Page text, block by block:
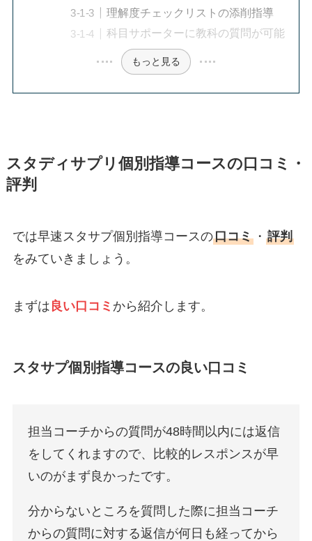
理解度チェックリストの添削指導
科目サポーターに教科の質問が可能
もっと見る
スタディサプリ個別指導コースの口コミ・
評判
では早速スタサプ個別指導コースの口コミ・ 評判
をみていきましょう。
まずは 良い口コミ から紹介します。
スタサプ個別指導コースの良い口コミ
担当コーチからの質問が48時間以内には返信
をしてくれますので、比較的レスポンスが早
いのがまず良かったです。
分からないところを質問した際に担当コーチ
からの質問に対する返信が何日も経ってから